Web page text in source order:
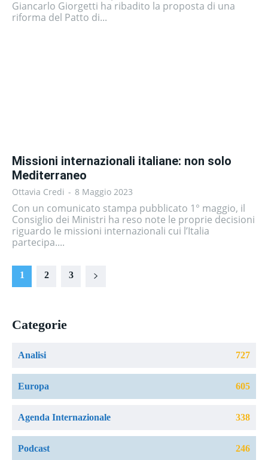
Giancarlo Giorgetti ha ribadito la proposta di una
riforma del Patto di...
Missioni internazionali italiane: non solo
Mediterraneo
Ottavia Credi - 8 Maggio 2023
Con un comunicato stampa pubblicato 1° maggio, il
Consiglio dei Ministri ha reso note le proprie decisioni
riguardo le missioni internazionali cui l’Italia
partecipa....
1 2 3
Categorie
Analisi 727
Europa 605
Agenda Internazionale 338
Podcast 246